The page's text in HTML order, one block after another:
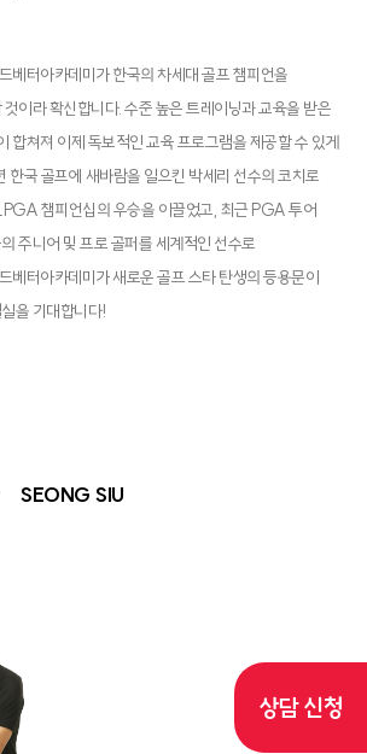
상담 신청
베터아카데미가 한국의 차세대 골프 챔피언을
이라 확신합니다. 수준 높은 트레이닝과 교육을 받은
합쳐져 이제 독보적인 교육 프로그램을 제공할 수 있게
한국 골프에 새바람을 일으킨 박세리 선수의 코치로
챔피언십의 우승을 이끌었고, 최근 PGA 투어
주니어 및 프로 골퍼를 세계적인 선수로
베터아카데미가 새로운 골프 스타 탄생의 등용문이
을 기대합니다!
SEONG SIU